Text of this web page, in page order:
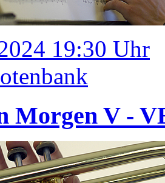
19:30 Uhr
Morgen V -